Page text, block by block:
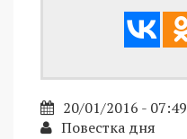
20/01/2016 - 07:49
Повестка дня